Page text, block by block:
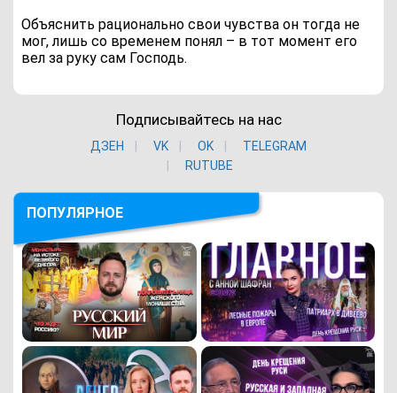
Объяснить рационально свои чувства он тогда не
мог, лишь со временем понял – в тот момент его
вел за руку сам Господь.
Подписывайтесь на нас
ДЗЕН VK ОK
TELEGRAM
RUTUBE
ПОПУЛЯРНОЕ